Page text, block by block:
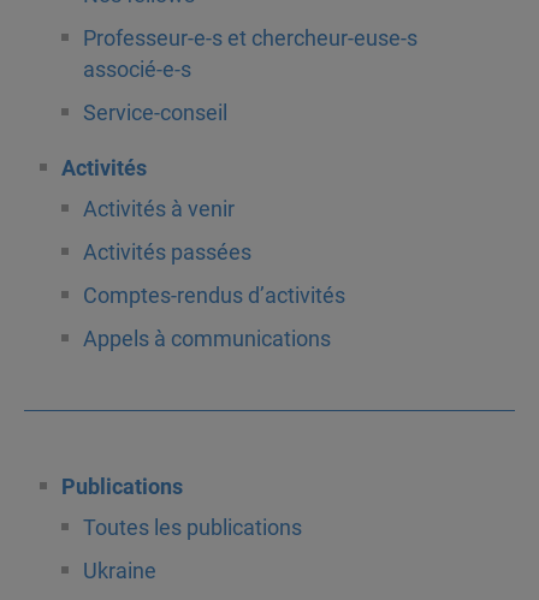
Professeur-e-s et chercheur-euse-s
associé-e-s
Service-conseil
Activités
Activités à venir
Activités passées
Comptes-rendus d’activités
Appels à communications
Publications
Toutes les publications
Ukraine